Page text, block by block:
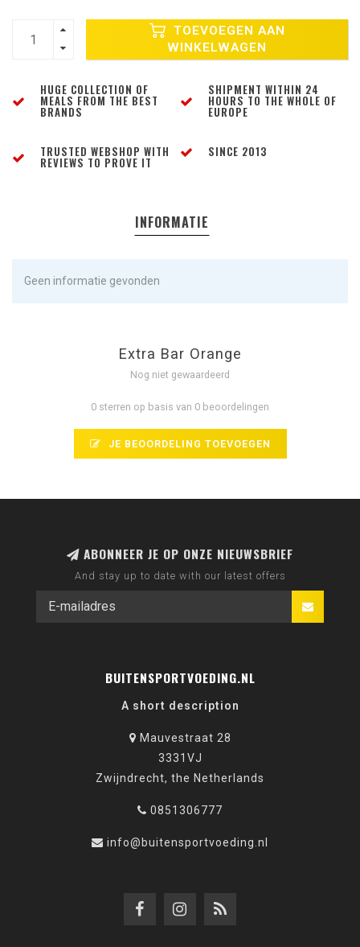
TOEVOEGEN AAN
WINKELWAGEN
HUGE COLLECTION OF
MEALS FROM THE BEST
BRANDS
SHIPMENT WITHIN 24
HOURS TO THE WHOLE OF
EUROPE
TRUSTED WEBSHOP WITH
REVIEWS TO PROVE IT
SINCE 2013
INFORMATIE
Geen informatie gevonden
Extra Bar Orange
Nog niet gewaardeerd
0 sterren op basis van 0 beoordelingen
JE BEOORDELING TOEVOEGEN
ABONNEER JE OP ONZE NIEUWSBRIEF
And stay up to date with our latest offers
BUITENSPORTVOEDING.NL
A short description
Mauvestraat 28
3331VJ
Zwijndrecht, the Netherlands
0851306777
info@buitensportvoeding.nl